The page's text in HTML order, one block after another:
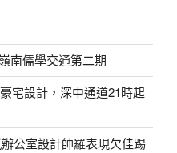
南儒學交通第二期
宅設計，深中通道21時起
公室設計帥羅表現欠佳踢